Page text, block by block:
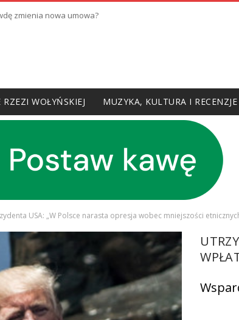
zmienia nowa umowa?
WOŁYŃSKIEJ MUZYKA, KULTURA I RECENZJE
USA: „W Polsce narasta opresja wobec mniejszości